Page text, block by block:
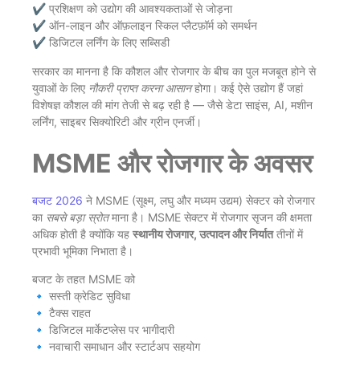
✔️ प्रशिक्षण को उद्योग की आवश्यकताओं से जोड़ना
✔️ ऑन-लाइन और ऑफ़लाइन स्किल प्लैटफ़ॉर्म को समर्थन
✔️ डिजिटल लर्निंग के लिए सब्सिडी
सरकार का मानना है कि कौशल और रोजगार के बीच का पुल मजबूत होने से
युवाओं के लिए नौकरी प्राप्त करना आसानहोगा। कई ऐसे उद्योग हैं जहां
विशेषज्ञ कौशल की मांग तेजी से बढ़ रही है — जैसे डेटा साइंस, AI, मशीन
लर्निंग, साइबर सिक्योरिटी और ग्रीन एनर्जी।
MSME और रोजगार के अवसर
बजट 2026 ने MSME (सूक्ष्म, लघु और मध्यम उद्यम) सेक्टर को रोजगार
का सबसे बड़ा स्रोतमाना है। MSME सेक्टर में रोजगार सृजन की क्षमता
अधिक होती है क्योंकि यह स्थानीय रोजगार, उत्पादन और निर्याततीनों में
प्रभावी भूमिका निभाता है।
बजट के तहत MSME को
🔹 सस्ती क्रेडिट सुविधा
🔹 टैक्स राहत
🔹 डिजिटल मार्केटप्लेस पर भागीदारी
🔹 नवाचारी समाधान और स्टार्टअप सहयोग